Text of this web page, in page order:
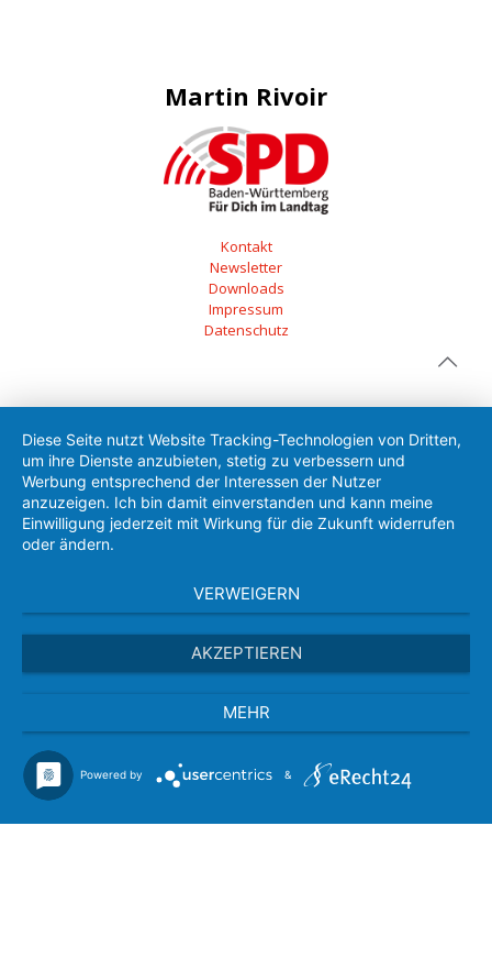
Martin Rivoir
Kontakt
Newsletter
Downloads
Impressum
Datenschutz
Diese Seite nutzt Website Tracking-Technologien von Dritten,
um ihre Dienste anzubieten, stetig zu verbessern und
Werbung entsprechend der Interessen der Nutzer
anzuzeigen. Ich bin damit einverstanden und kann meine
Einwilligung jederzeit mit Wirkung für die Zukunft widerrufen
oder ändern.
VERWEIGERN
AKZEPTIEREN
MEHR
Powered by &